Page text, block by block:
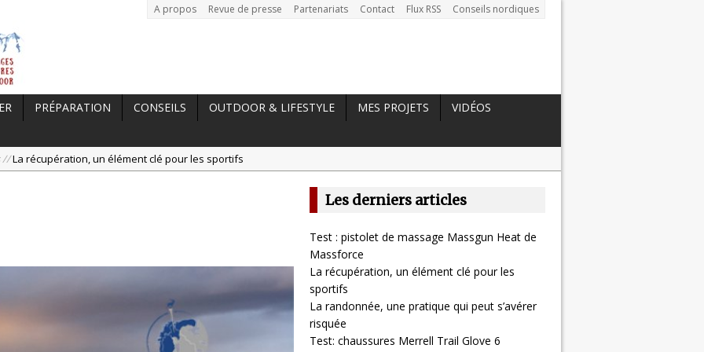
A propos Revue de presse Partenariats Contact Flux RSS Conseils nordiques
PRÉPARATION CONSEILS OUTDOOR & LIFESTYLE MES PROJETS
VIDÉOS
//La récupération, un élément clé pour les sportifs
//
Les derniers articles
Test : pistolet de massage Massgun Heat de
Massforce
La récupération, un élément clé pour les
sportifs
La randonnée, une pratique qui peut s’avérer
risquée
Test: chaussures Merrell Trail Glove 6